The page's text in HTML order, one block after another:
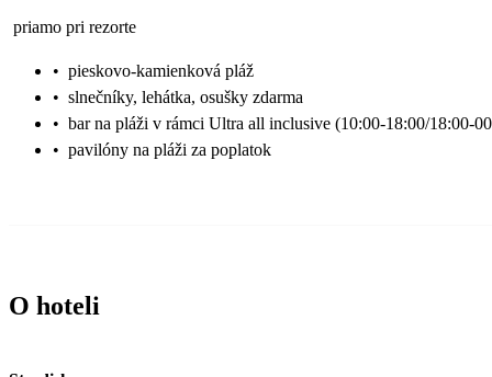
priamo pri rezorte
• pieskovo-kamienková pláž
• slnečníky, lehátka, osušky zdarma
• bar na pláži v rámci Ultra all inclusive (10:00-18:00/18:00-
• pavilóny na pláži za poplatok
O hoteli